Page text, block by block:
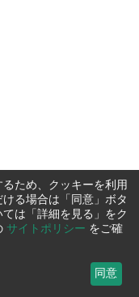
ため、クッキーを利用
る場合は「同意」ボタ
は「詳細を見る」をク
サイトポリシー をご確
同意